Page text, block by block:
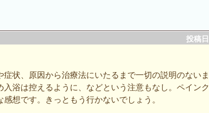
投稿
状、原因から治療法にいたるまで一切の説明のない
浴は控えるように、などという注意もなし。ペイン
想です。きっともう行かないでしょう。